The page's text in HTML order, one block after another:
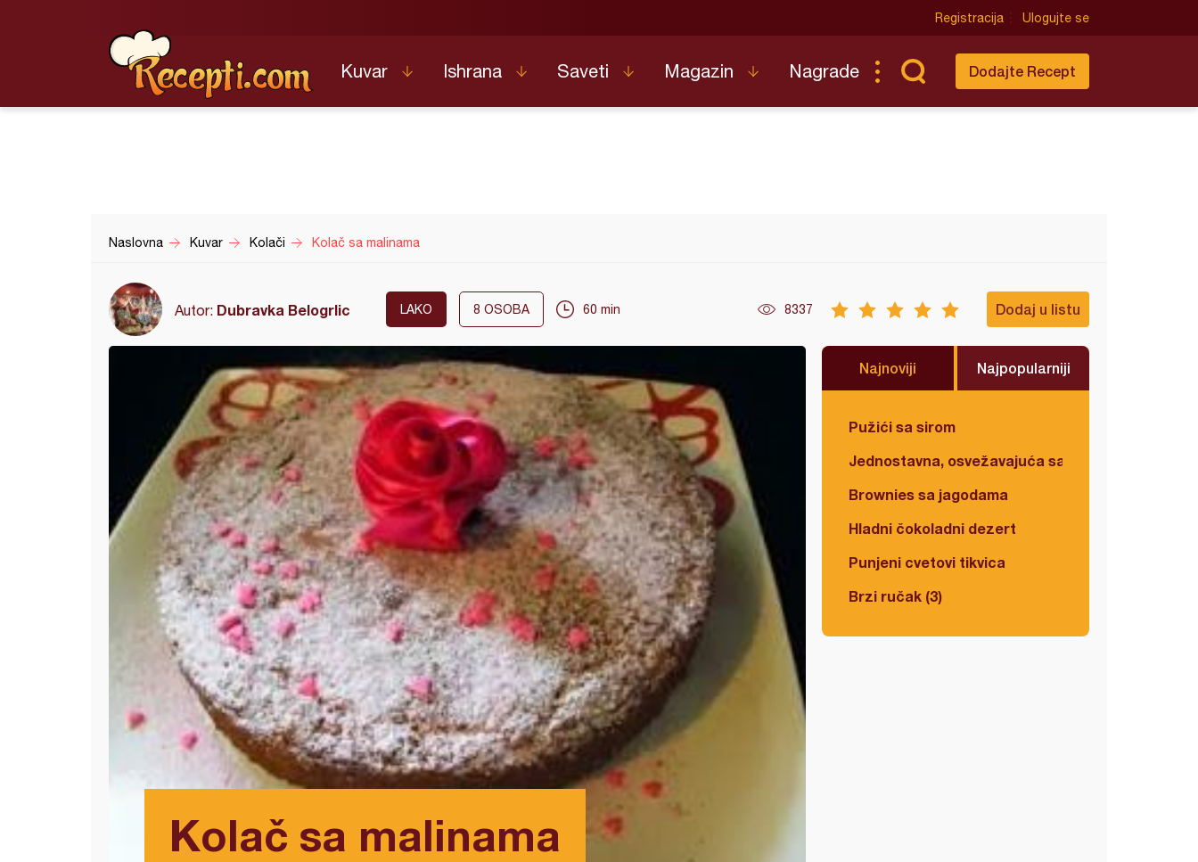
Registracija Ulogujte se
Kuvar Ishrana Saveti Magazin Nagrade Dodajte Recept
Naslovna Kuvar Kolači Kolač sa malinama
Autor: Dubravka Belogrlic LAKO 8 OSOBA 60 min 8337 Dodaj u listu
Kolač sa malinama
Najnoviji Najpopularniji
Pužići sa sirom
Jednostavna, osvežavajuća salata
Brownies sa jagodama
Hladni čokoladni dezert
Punjeni cvetovi tikvica
Brzi ručak (3)